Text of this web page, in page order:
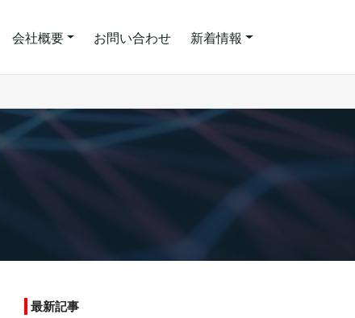
会社概要 お問い合わせ 新着情報
最新記事